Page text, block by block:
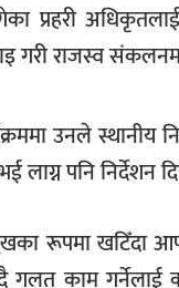
प्रहरी
गरी राजस्व
उनले
पनि निर्देशन
रूपमा खटिँदा
गलत काम गर्नेलाई